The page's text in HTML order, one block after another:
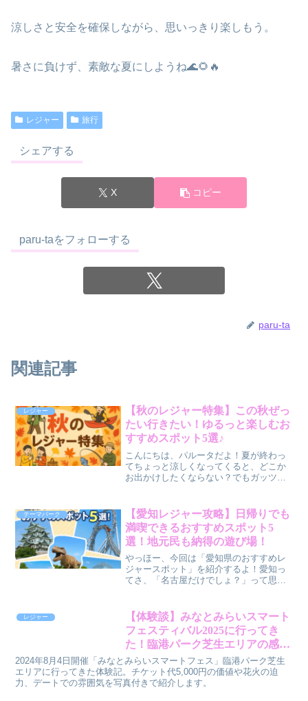
涼しさと安全を確保しながら、思いっきり楽しもう。
暑さに負けず、素敵な夏にしようね🌊🌻🔥
レジャー 旅行
シェアする
X コピー
paru-taをフォローする
paru-ta
関連記事
レジャー
【秋のレジャー特集】この秋ぜっ
たい行きたい！ゆるっと楽しむお
すすめスポット5選♪
こんにちは、パルータだよ！夏が終わっ
てちょっと涼しくなってくると、どこか
お出かけしたくならない？でもガッツリ
「ゆるっと秋を楽しみたい派」のキミに
おすすめのスポットを5つ...
テーマパーク
【愛知レジャー攻略】日帰りでも
満喫できるおすすめスポット5
選！地元民も納得の遊び場！
やっほー、今回は「愛知県のおすすめレ
ジャースポット」を紹介するよ！愛知っ
てさ、「名古屋だけでしょ？」って思わ
んだよね。「休日、どこ行こう？」って
悩んでるなら、この記事で...
レジャー
【体験談】みなとみらいスマート
フェスティバル2025に行ってき
た！臨港パーク芝生エリアの感想
レポ
2024年8月4日開催「みなとみらいスマートフェス」臨港パーク芝生
エリアに行ってきた体験記。チケット代5,000円の価値や花火の迫
力、デートでの雰囲気を写真付きで紹介します。